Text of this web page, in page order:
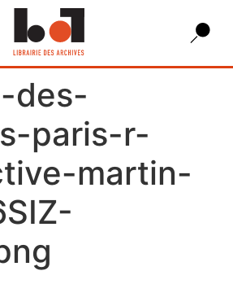
des-
paris-r-
martin-